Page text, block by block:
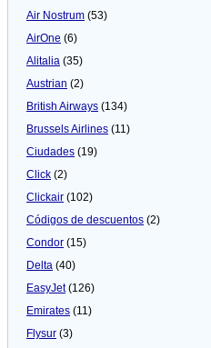
Air Nostrum (53)
AirOne (6)
Alitalia (35)
Austrian (2)
British Airways (134)
Brussels Airlines (11)
Ciudades (19)
Click (2)
Clickair (102)
Códigos de descuentos (2)
Condor (15)
Delta (40)
EasyJet(126)
Emirates (11)
Flysur (3)